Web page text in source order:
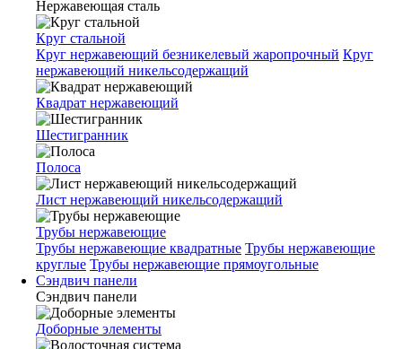
Нержавеющая сталь
Круг стальной
Круг нержавеющий безникелевый жаропрочный Круг
нержавеющий никельсодержащий
Квадрат нержавеющий
Шестигранник
Полоса
Лист нержавеющий никельсодержащий
Трубы нержавеющие
Трубы нержавеющие квадратные Трубы нержавеющие
круглые Трубы нержавеющие прямоугольные
Сэндвич панели
Сэндвич панели
Доборные элементы